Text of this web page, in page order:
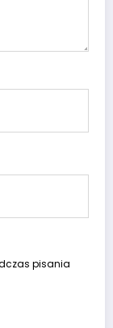
pisania